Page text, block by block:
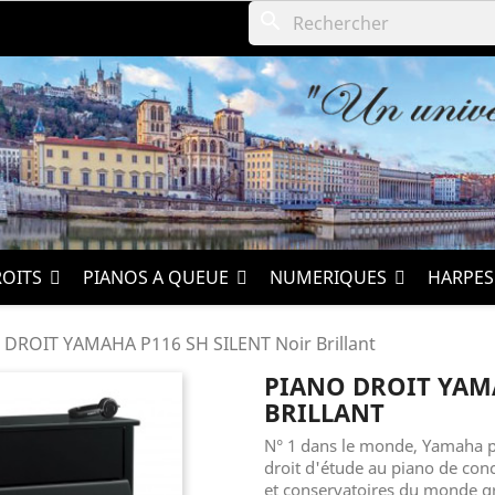
PIANOS A QUEUE NUMERIQUES HARPES
YAMAHA P116 SH SILENT Noir Brillant
PIANO DROIT
BRILLANT
N° 1 dans le monde,
droit d'étude au piano de
et conservatoires du monde